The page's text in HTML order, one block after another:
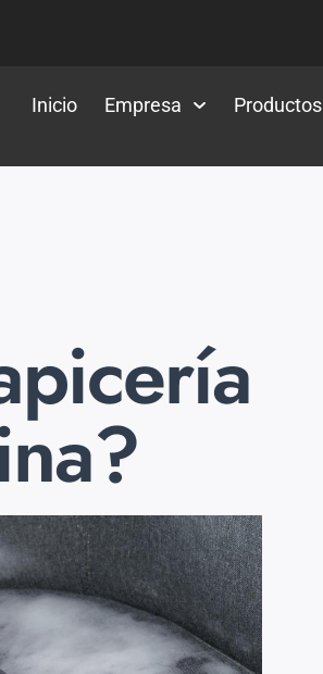
Inicio Empresa Productos